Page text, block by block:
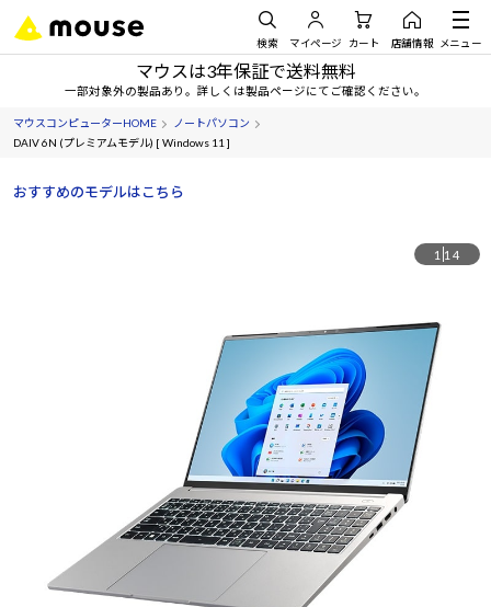
検索 マイページ カート 店舗情報 メニュー
マウスは3年保証で送料無料
一部対象外の製品あり。詳しくは製品ページにてご確認ください。
マウスコンピューターHOME
ノートパソコン
DAIV 6N (プレミアムモデル) [ Windows 11 ]
おすすめのモデルはこちら
1 14